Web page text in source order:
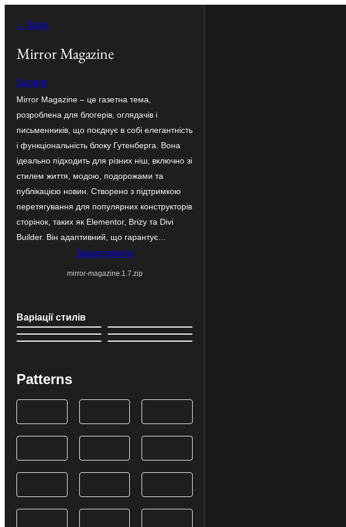
вмісту
← Back
Mirror Magazine
Superb
Mirror Magazine – це газетна тема,
розроблена для блогерів, оглядачів і
письменників, що поєднує в собі елегантність
і функціональність блоку Гутенберга. Вона
ідеально підходить для різних ніш, включно зі
стилем життя, модою, подорожами та
публікацією новин. Створено з підтримкою
перетягування для популярних конструкторів
сторінок, таких як Elementor, Brizy та Divi
Builder. Він адаптивний, що гарантує…
Завантажити
mirror-magazine.1.7.zip
Варіації стилів
Patterns